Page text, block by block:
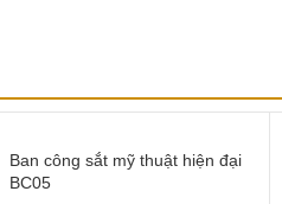
Ban công sắt mỹ thuật hiện đại
BC05